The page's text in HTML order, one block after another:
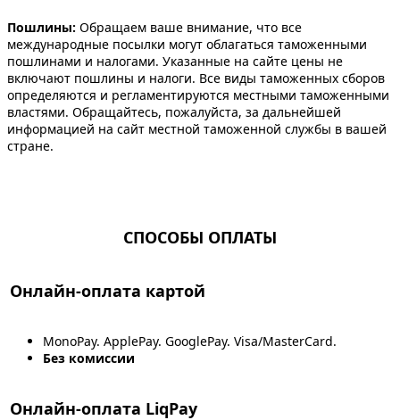
Пошлины: Обращаем ваше внимание, что все
международные посылки могут облагаться таможенными
пошлинами и налогами. Указанные на сайте цены не
включают пошлины и налоги. Все виды таможенных сборов
определяются и регламентируются местными таможенными
властями. Обращайтесь, пожалуйста, за дальнейшей
информацией на сайт местной таможенной службы в вашей
стране.
СПОСОБЫ ОПЛАТЫ
Онлайн-оплата картой
MonoPay. ApplePay. GooglePay. Visa/MasterCard.
Без комиссии
Онлайн-оплата LiqPay